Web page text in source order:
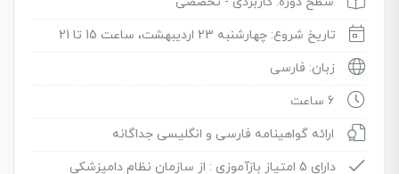
تاریخ شروع: چهارشنبه 23 اردیبهشت، ساعت 15 تا 21
زبان: فارسی
6 ساعت
ارائه گواهینامه فارسی و انگلیسی جداگانه
دارای 5 امتیاز بازآموزی :
از سازمان نظام دامپزشکی